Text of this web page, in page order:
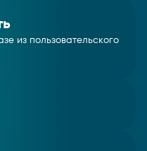
из пользовательского